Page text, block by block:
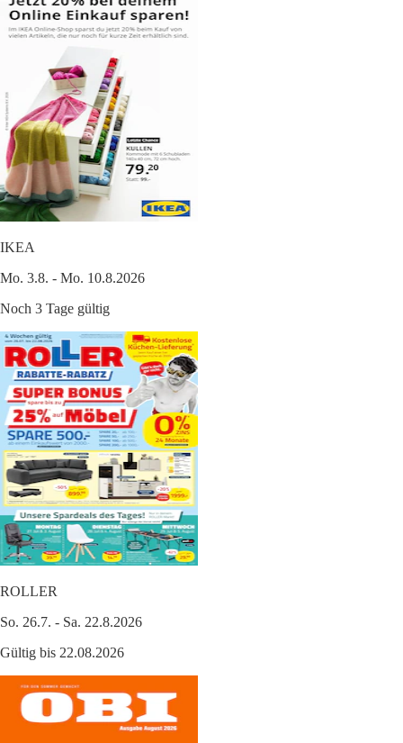
IKEA
Mo. 3.8. - Mo. 10.8.2026
Noch 3 Tage gültig
ROLLER
So. 26.7. - Sa. 22.8.2026
Gültig bis 22.08.2026